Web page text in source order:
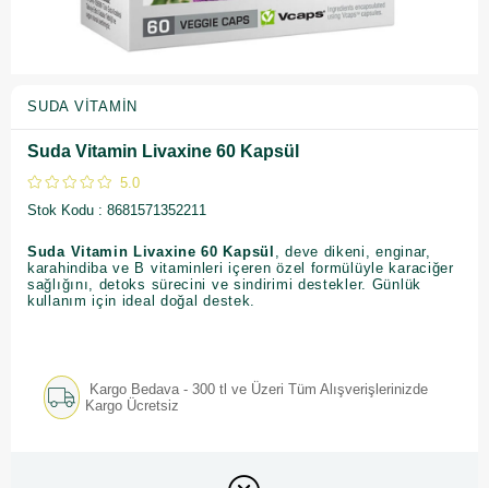
SUDA VITAMIN
Suda Vitamin Livaxine 60 Kapsül
5.0
Stok Kodu
8681571352211
Suda Vitamin Livaxine 60 Kapsül , deve dikeni, enginar,
karahindiba ve B vitaminleri içeren özel formülüyle karaciğer
sağlığını, detoks sürecini ve sindirimi destekler. Günlük
kullanım için ideal doğal destek.
Kargo Bedava - 300 tl ve Üzeri Tüm Alışverişlerinizde
Kargo Ücretsiz